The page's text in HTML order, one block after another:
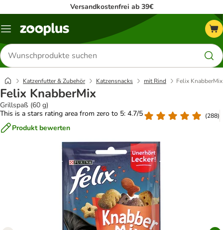
Versandkostenfrei ab 39€
Menü
Produkte
suchen
Katzenfutter & Zubehör Katzensnacks mit Rind Felix KnabberMix
Felix KnabberMix
Grillspaß (60 g)
This is a stars rating area from zero to 5: 4.7/5
(288)
Produkt bewerten